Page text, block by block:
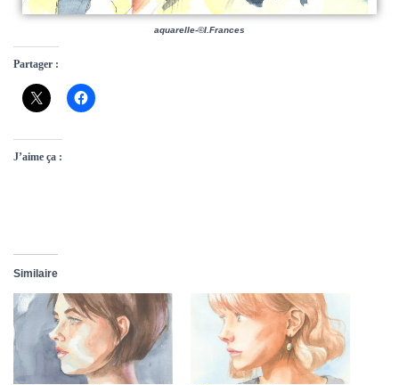
aquarelle-©I.Frances
Partager :
J’aime ça :
Similaire